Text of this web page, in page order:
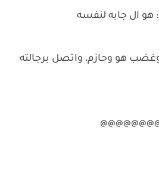
ال جابه لنفسه
هو وحازم، واتصل برجالته